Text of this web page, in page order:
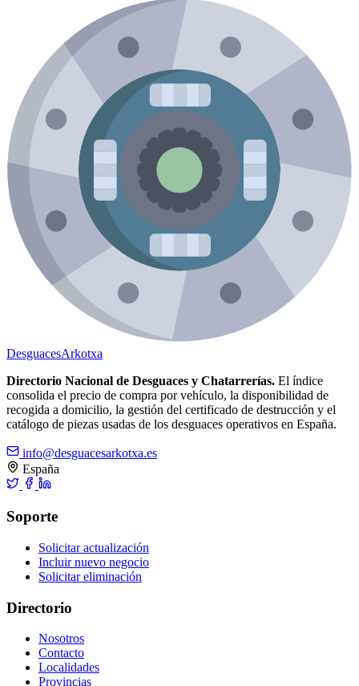
DesguacesArkotxa
Directorio Nacional de Desguaces y Chatarrerías. El índice
consolida el precio de compra por vehículo, la disponibilidad de
recogida a domicilio, la gestión del certificado de destrucción y el
catálogo de piezas usadas de los desguaces operativos en España.
info@desguacesarkotxa.es
España
Soporte
Solicitar actualización
Incluir nuevo negocio
Solicitar eliminación
Directorio
Nosotros
Contacto
Localidades
Provincias